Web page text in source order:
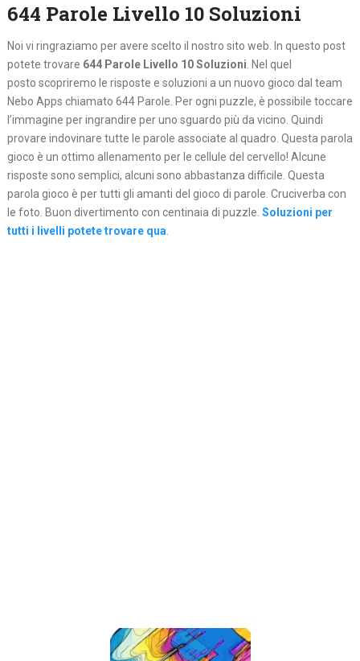
644 Parole Livello 10 Soluzioni
Noi vi ringraziamo per avere scelto il nostro sito web. In questo post
potete trovare 644 Parole Livello 10 Soluzioni. Nel quel
posto scopriremo le risposte e soluzioni a un nuovo gioco dal team
Nebo Apps chiamato 644 Parole. Per ogni puzzle, è possibile toccare
l’immagine per ingrandire per uno sguardo più da vicino. Quindi
provare indovinare tutte le parole associate al quadro. Questa parola
gioco è un ottimo allenamento per le cellule del cervello! Alcune
risposte sono semplici, alcuni sono abbastanza difficile. Questa
parola gioco è per tutti gli amanti del gioco di parole. Cruciverba con
le foto. Buon divertimento con centinaia di puzzle. Soluzioni per
tutti i livelli potete trovare qua.